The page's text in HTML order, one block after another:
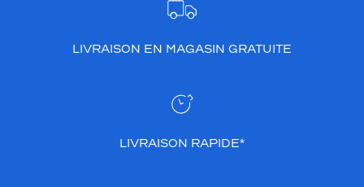
LIVRAISON EN MAGASIN GRATUITE
LIVRAISON RAPIDE*